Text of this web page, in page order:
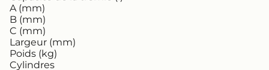
A (mm)
B (mm)
C (mm)
Largeur (mm)
Poids (kg)
Cylindres